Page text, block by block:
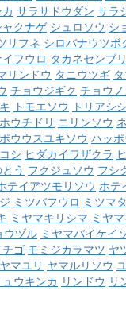
サラサドウダン サラ
ャクナゲ シュロソウ シ
リフネ シロバナウツボ
フウロ タカネセンブリ
リンドウ タニウツギ
チョウジギク チョウ
トモエソウ トリアシ
ウチドリ ニリンソウ
ウウスユキソウ ハッ
シ ヒダカイワザクラ
う フクジュソウ フシ
テイアツモリソウ ホテ
ミツバフウロ ミツマタ
ミヤマキリシマ ミヤ
ウヅル ミヤマバイケイ
ゴ モミジカラマツ ヤ
ヤマユリ ヤマルリソウ
ュウキンカ リンドウ リ